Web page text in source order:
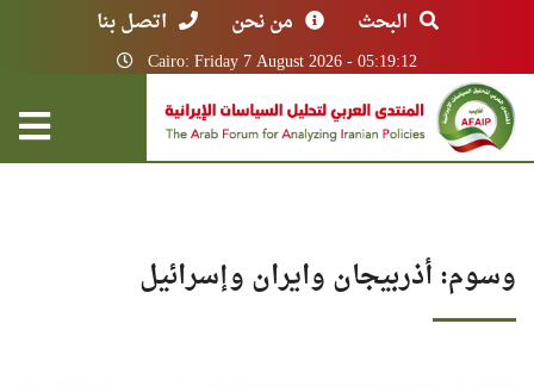
البحث من نحن اتصل بنا
Cairo: Friday 7 August 2026 - 05:19:12
وسوم: أذربيجان وايران وإسرائيل